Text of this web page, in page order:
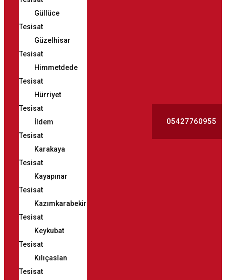
Güllüce
Tesisat
Güzelhisar
Tesisat
Himmetdede
Tesisat
Hürriyet
Tesisat
İldem
Tesisat
Karakaya
Tesisat
Kayapınar
Tesisat
Kazımkarabekir
Tesisat
Keykubat
Tesisat
Kılıçaslan
Tesisat
05427760955